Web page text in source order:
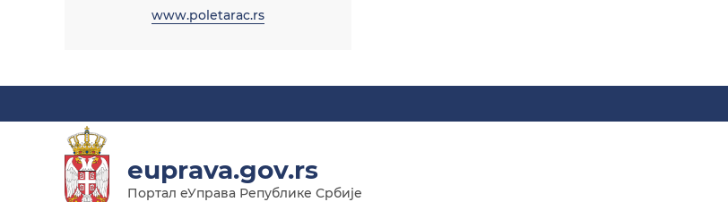
www.poletarac.rs
euprava.gov.rs
Портал еУправа Републике Србије
LinkedinInstagramFacebookTwitter Play